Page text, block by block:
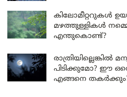
കിലോമീറ്ററുകൾ
മഴത്തുള്ളികൾ
എന്തുകൊണ്ട്?
രാത്രിയില്ലെങ്കിൽ
പിടിക്കുമോ? ഈ
എങ്ങനെ